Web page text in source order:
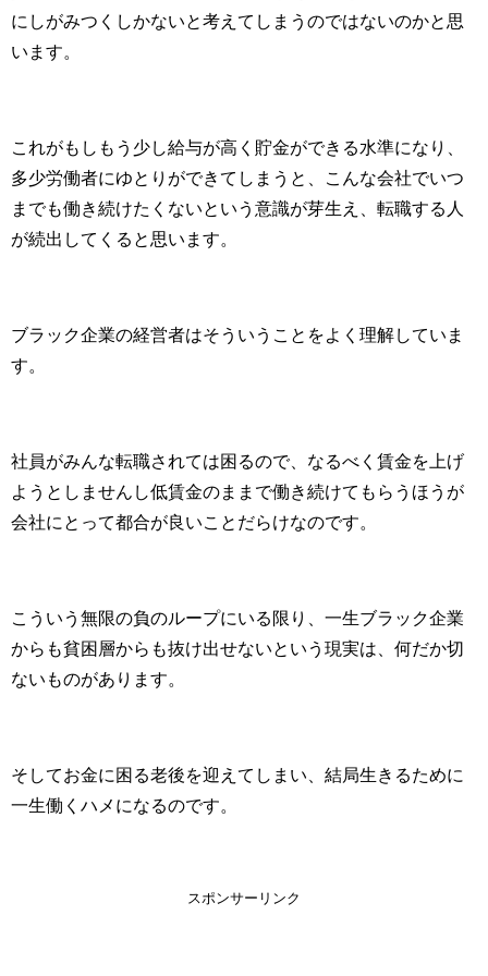
にしがみつくしかないと考えてしまうのではないのかと思
います。
これがもしもう少し給与が高く貯金ができる水準になり、
多少労働者にゆとりができてしまうと、こんな会社でいつ
までも働き続けたくないという意識が芽生え、転職する人
が続出してくると思います。
ブラック企業の経営者はそういうことをよく理解していま
す。
社員がみんな転職されては困るので、なるべく賃金を上げ
ようとしませんし低賃金のままで働き続けてもらうほうが
会社にとって都合が良いことだらけなのです。
こういう無限の負のループにいる限り、一生ブラック企業
からも貧困層からも抜け出せないという現実は、何だか切
ないものがあります。
そしてお金に困る老後を迎えてしまい、結局生きるために
一生働くハメになるのです。
スポンサーリンク